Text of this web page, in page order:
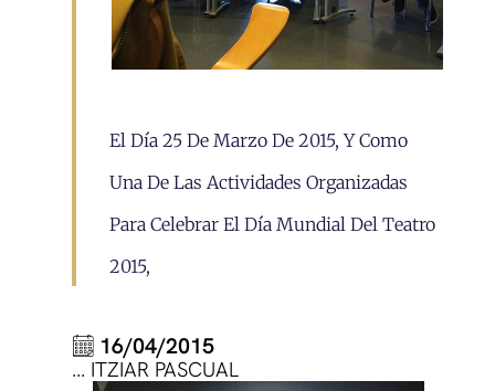
El Día 25 De Marzo De 2015, Y Como
Una De Las Actividades Organizadas
Para Celebrar El Día Mundial Del Teatro
2015,
16/04/2015
… ITZIAR PASCUAL